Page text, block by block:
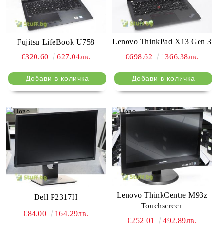
Fujitsu LifeBook U758
€320.60
627.04лв.
Lenovo ThinkPad X13 Gen 3
€698.62
1366.38лв.
Dell P2317H
€84.00 164.29лв.
Lenovo ThinkCentre M93z
Touchscreen
€252.01
492.89лв.